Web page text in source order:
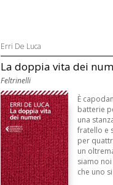
Erri De Luca
La doppia vita dei
Feltrinelli
È
batterie
una
fratello e
per
un
siamo
che uno